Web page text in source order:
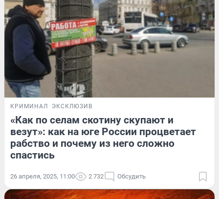
КРИМИНАЛ ЭКСКЛЮЗИВ
«Как по селам скотину скупают и
везут»: как на юге России процветает
рабство и почему из него сложно
спастись
26 апреля, 2025, 11:00 2 732 Обсудить